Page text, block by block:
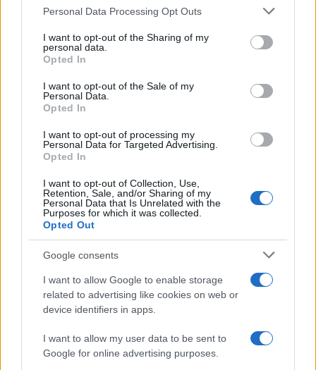
Please note that this website/app uses one or more Google
not limited to your visit or usage behaviour. You may click to
grant or deny consent to Google and its third-party tags to
use your data for below specified purposes in below Google
consent section.
Personal Data Processing Opt Outs
I want to opt-out of the Sharing of my
personal data.
Opted In
I want to opt-out of the Sale of my
Personal Data.
Opted In
I want to opt-out of processing my
Personal Data for Targeted Advertising.
Opted In
I want to opt-out of Collection, Use,
Retention, Sale, and/or Sharing of my
Personal Data that Is Unrelated with the
Purposes for which it was collected.
Opted Out
Google consents
I want to allow Google to enable storage
related to advertising like cookies on web or
device identifiers in apps.
I want to allow my user data to be sent to
Google for online advertising purposes.
Η Chery επενδύει 75 εκατ. δολάρια στην KG Mobility
Το FIAT 500 Hybrid τώρα
από 18.990 ευρώ
Ατρόμητος και Novibet
το 2028
18η συνεχόμενη χρονιά για τον ΟΤΕ στη διεθνή σειρά
δεικτών FTSE4Good